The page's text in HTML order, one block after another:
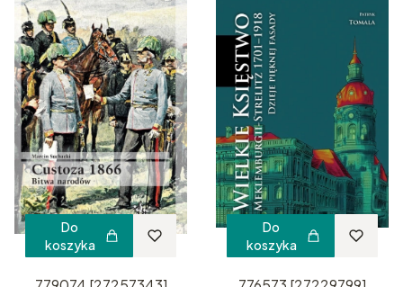
Do
koszyka
Do
koszyka